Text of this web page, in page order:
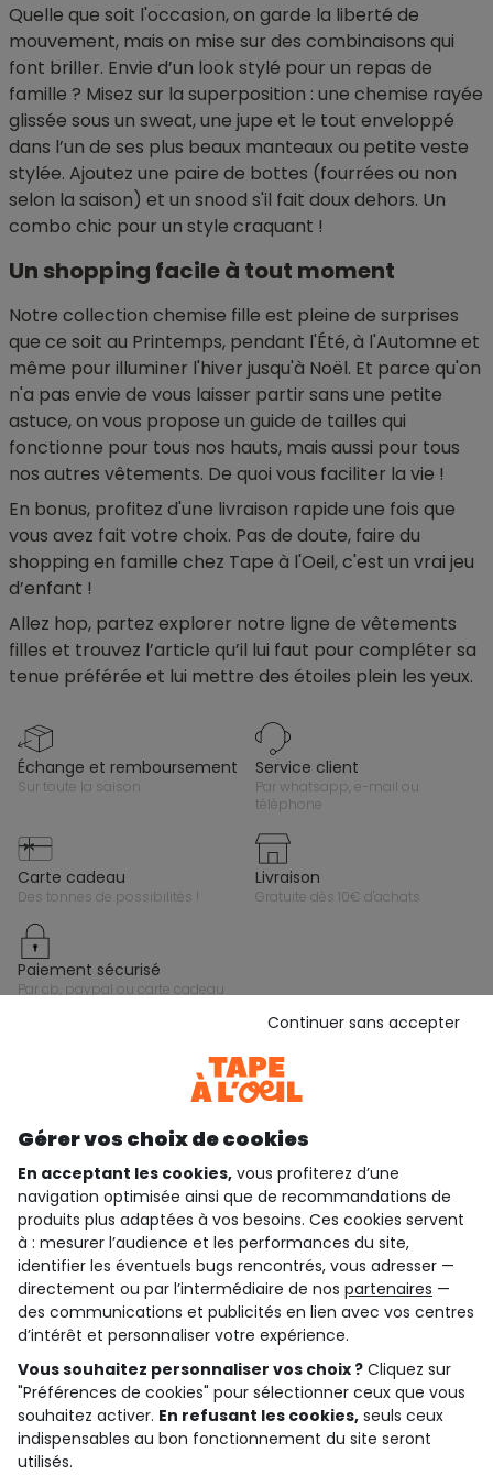
Quelle que soit l'occasion, on garde la liberté de
mouvement, mais on mise sur des combinaisons qui
font briller. Envie d’un look stylé pour un repas de
famille ? Misez sur la superposition : une chemise rayée
glissée sous un sweat, une jupe et le tout enveloppé
dans l’un de ses plus beaux manteaux ou petite veste
stylée. Ajoutez une paire de bottes (fourrées ou non
selon la saison) et un snood s'il fait doux dehors. Un
combo chic pour un style craquant !
Un shopping facile à tout moment
Notre collection chemise fille est pleine de surprises
que ce soit au Printemps, pendant l'Été, à l'Automne et
même pour illuminer l'hiver jusqu'à Noël. Et parce qu'on
n'a pas envie de vous laisser partir sans une petite
astuce, on vous propose un guide de tailles qui
fonctionne pour tous nos hauts, mais aussi pour tous
nos autres vêtements. De quoi vous faciliter la vie !
En bonus, profitez d'une livraison rapide une fois que
vous avez fait votre choix. Pas de doute, faire du
shopping en famille chez Tape à l'Oeil, c'est un vrai jeu
d’enfant !
Allez hop, partez explorer notre ligne de vêtements
filles et trouvez l’article qu’il lui faut pour compléter sa
tenue préférée et lui mettre des étoiles plein les yeux.
échange et remboursement
sur toute la saison
service client
par whatsapp, e-mail ou
téléphone
carte cadeau
des tonnes de possibilités !
livraison
gratuite dès 10€ d'achats
paiement sécurisé
par cb, paypal ou carte cadeau
Gardez le contact avec Tape à l’Oeil, inscrivez-
vous à la newsletter !
Je m'inscris
Rejoignez la communauté !
4.6/5
Basé sur 7 323 avis soumis à un contrôle
Voir l’attestation de confiance
Consulter les CGU
Téléchargez notre application
Découvrir notre application
Gérer vos choix de cookies
En acceptant les cookies, vous profiterez d’une
navigation optimisée ainsi que de recommandations de
produits plus adaptées à vos besoins. Ces cookies servent
à : mesurer l’audience et les performances du site,
identifier les éventuels bugs rencontrés, vous adresser —
directement ou par l’intermédiaire de nos partenaires —
des communications et publicités en lien avec vos centres
d’intérêt et personnaliser votre expérience.
Vous souhaitez personnaliser vos choix ? Cliquez sur
"Préférences de cookies" pour sélectionner ceux que vous
souhaitez activer. En refusant les cookies, seuls ceux
indispensables au bon fonctionnement du site seront
utilisés.
Continuer sans accepter